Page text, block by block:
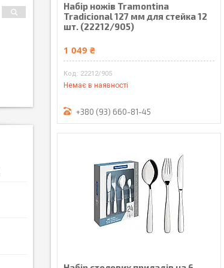
Набір ножів Tramontina
Tradicional 127 мм для стейка 12
шт. (22212/905)
1 049 ₴
22212/905
Немає в наявності
+380 (93) 660-81-45